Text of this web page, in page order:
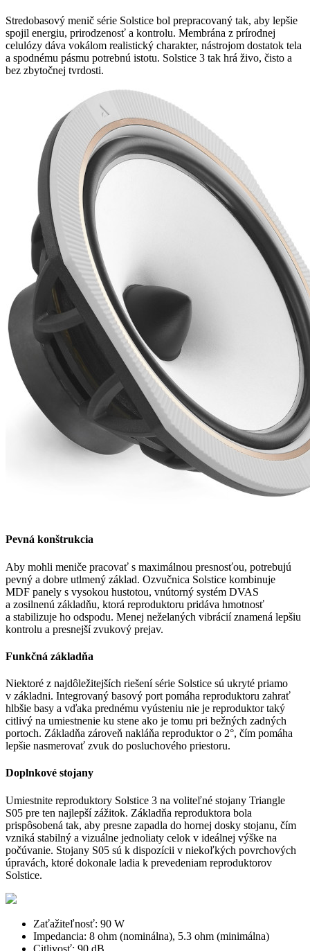
Stredobasový menič série Solstice bol prepracovaný tak, aby lepšie
spojil energiu, prirodzenosť a kontrolu. Membrána z prírodnej
celulózy dáva vokálom realistický charakter, nástrojom dostatok tela
a spodnému pásmu potrebnú istotu. Solstice 3 tak hrá živo, čisto a
bez zbytočnej tvrdosti.
Pevná konštrukcia
Aby mohli meniče pracovať s maximálnou presnosťou, potrebujú
pevný a dobre utlmený základ. Ozvučnica Solstice kombinuje
MDF panely s vysokou hustotou, vnútorný systém DVAS
a zosilnenú základňu, ktorá reproduktoru pridáva hmotnosť
a stabilizuje ho odspodu. Menej neželaných vibrácií znamená lepšiu
kontrolu a presnejší zvukový prejav.​
Funkčná základňa
Niektoré z najdôležitejších riešení série Solstice sú ukryté priamo
v základni. Integrovaný basový port pomáha reproduktoru zahrať
hlbšie basy a vďaka prednému vyústeniu nie je reproduktor taký
citlivý na umiestnenie ku stene ako je tomu pri bežných zadných
portoch. Základňa zároveň nakláňa reproduktor o 2°, čím pomáha
lepšie nasmerovať zvuk do posluchového priestoru.
Doplnkové stojany
Umiestnite reproduktory Solstice 3 na voliteľné stojany Triangle
S05 pre ten najlepší zážitok. Základňa reproduktora bola
prispôsobená tak, aby presne zapadla do hornej dosky stojanu, čím
vzniká stabilný a vizuálne jednoliaty celok v ideálnej výške na
počúvanie. Stojany S05 sú k dispozícii v niekoľkých povrchových
úpravách, ktoré dokonale ladia k prevedeniam reproduktorov
Solstice.
​Zaťažiteľnosť: 90 W
Impedancia: 8 ohm (nominálna), 5.3 ohm (minimálna)
Citlivosť: 90 dB